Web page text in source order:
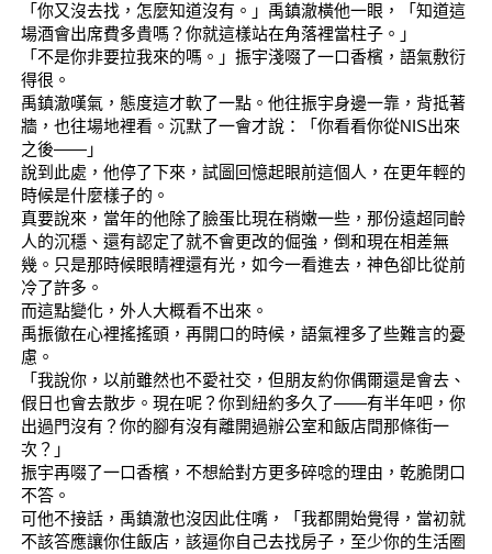
「你又沒去找，怎麼知道沒有。」禹鎮澈橫他一眼，「知道這
場酒會出席費多貴嗎？你就這樣站在角落裡當柱子。」
「不是你非要拉我來的嗎。」振宇淺啜了一口香檳，語氣敷衍
得很。
禹鎮澈嘆氣，態度這才軟了一點。他往振宇身邊一靠，背抵著
牆，也往場地裡看。沉默了一會才說：「你看看你從NIS出來
之後——」
說到此處，他停了下來，試圖回憶起眼前這個人，在更年輕的
時候是什麼樣子的。
真要說來，當年的他除了臉蛋比現在稍嫩一些，那份遠超同齡
人的沉穩、還有認定了就不會更改的倔強，倒和現在相差無
幾。只是那時候眼睛裡還有光，如今一看進去，神色卻比從前
冷了許多。
而這點變化，外人大概看不出來。
禹振徹在心裡搖搖頭，再開口的時候，語氣裡多了些難言的憂
慮。
「我說你，以前雖然也不愛社交，但朋友約你偶爾還是會去、
假日也會去散步。現在呢？你到紐約多久了——有半年吧，你
出過門沒有？你的腳有沒有離開過辦公室和飯店間那條街一
次？」
振宇再啜了一口香檳，不想給對方更多碎唸的理由，乾脆閉口
不答。
可他不接話，禹鎮澈也沒因此住嘴，「我都開始覺得，當初就
不該答應讓你住飯店，該逼你自己去找房子，至少你的生活圈